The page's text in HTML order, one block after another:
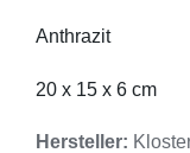
Anthrazit
20 x 15 x 6 cm
Hersteller: